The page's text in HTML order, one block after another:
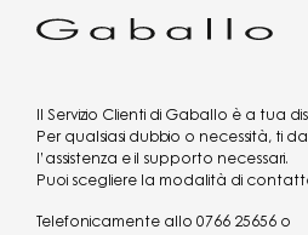
Il Servizio Clienti di Gaballo è a tua
Per qualsiasi dubbio o necessità, ti
l’assistenza e il supporto necessari.
Puoi scegliere la modalità di
Telefonicamente allo 0766 25656 o